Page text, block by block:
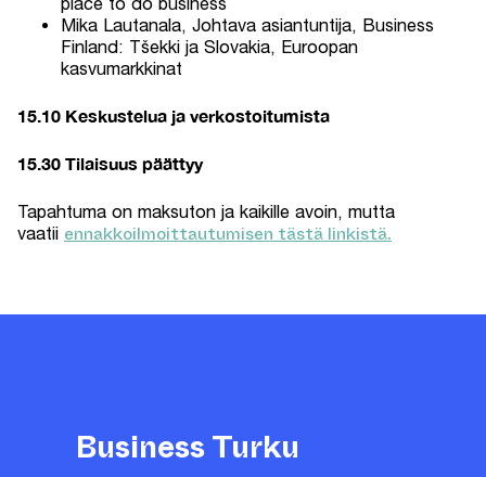
Mika Lautanala, Johtava asiantuntija, Business
Finland: Tšekki ja Slovakia, Euroopan
kasvumarkkinat
15.10 Keskustelua ja verkostoitumista
15.30 Tilaisuus päättyy
Tapahtuma on maksuton ja kaikille avoin, mutta
vaatii ennakkoilmoittautumisen tästä linkistä.
Business Turku